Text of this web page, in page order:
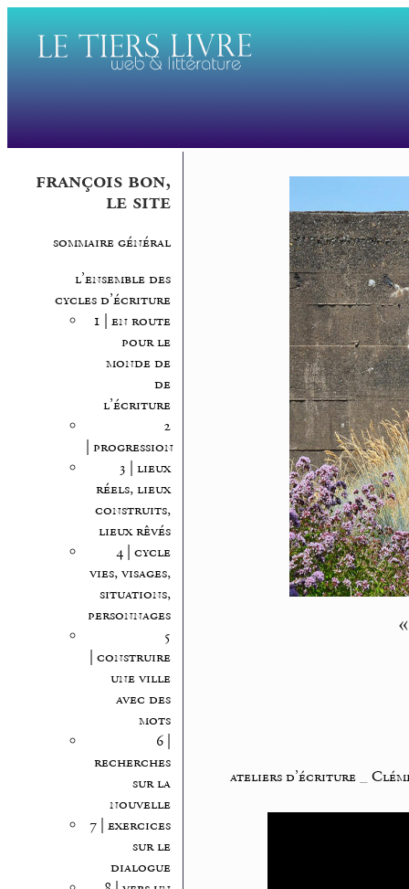
françois bon,
le site
sommaire général
l’ensemble des
cycles d’écriture
1 | en route
pour le
monde de
de
l’écriture
2
| progression
3 | lieux
réels, lieux
construits,
lieux rêvés
4 | cycle
vies, visages,
situations,
personnages
5
| construire
une ville
avec des
mots
6 |
recherches
sur la
nouvelle
7 | exercices
sur le
dialogue
ateliers d’écriture_